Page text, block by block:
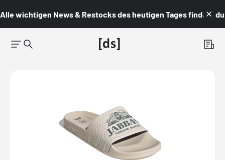
Alle wichtigen News & Restocks des heutigen Tages findest du